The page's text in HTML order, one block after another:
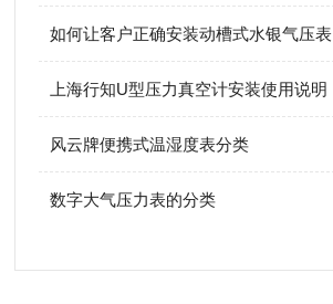
如何让客户正确安装动槽式水银气压表
上海行知U型压力真空计安装使用说明
风云牌便携式温湿度表分类
数字大气压力表的分类